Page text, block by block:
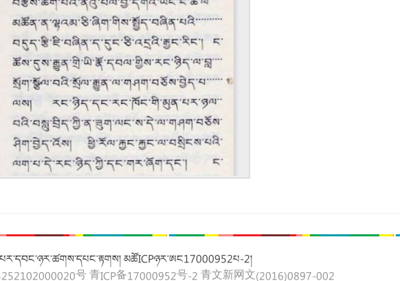
པར་དབང་ཉར་ཚགས་དཔང་རྟགས། མཚོICPཉར་ཨང17000952པ-2།